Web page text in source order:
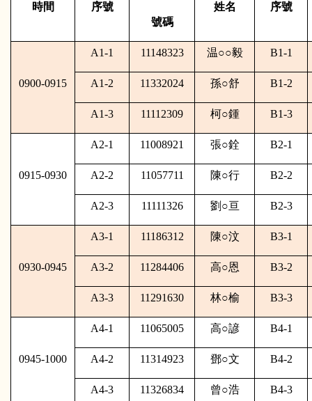
時間 序號
號碼
姓名 序號
0900-0915
A1-1 11148323 温○○毅 B1-1
A1-2 11332024 孫○舒 B1-2
A1-3 11112309 柯○鍾 B1-3
0915-0930
A2-1 11008921 張○銓 B2-1
A2-2 11057711 陳○行 B2-2
A2-3 11111326 劉 ○亘 B2-3
0930-0945
A3-1 11186312 陳○汶 B3-1
A3-2 11284406 高○恩 B3-2
A3-3 11291630 林○榆 B3-3
0945-1000
A4-1 11065005 高○諺 B4-1
A4-2 11314923 鄧○文 B4-2
A4-3 11326834 曾○浩 B4-3